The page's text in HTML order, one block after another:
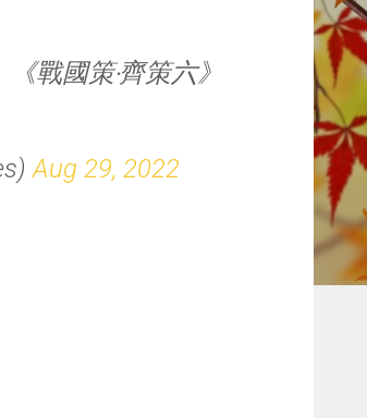
戰國策‧齊策六》
Aug 29, 2022